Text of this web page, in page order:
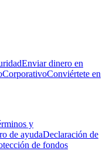
Enviar dinero en
CorporativoConviértete en
y
de ayudaDeclaración de
de fondos